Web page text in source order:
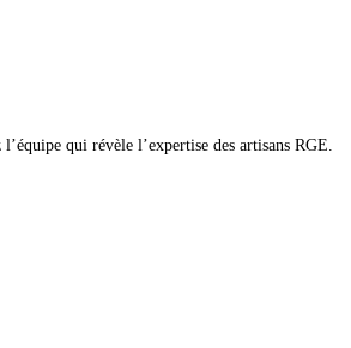
qui révèle l’expertise des artisans RGE.